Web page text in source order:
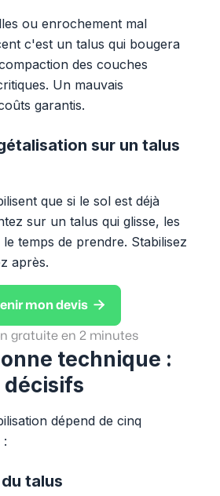
ou enrochement mal
c'est un talus qui bougera
des couches
Un mauvais
garantis.
sur un talus
que si le sol est déjà
sur un talus qui glisse, les
temps de prendre. Stabilisez
après.
mon devis 
gratuite en 2 minutes
technique :
décisifs
dépend de cinq
:
talus